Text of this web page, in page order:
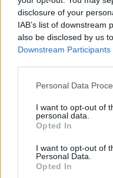
disclosure of your
IAB’s list of downstream
also be disclosed by us
Downstream Participants
Personal Data
I want to opt-out of
personal data.
Opted In
I want to opt-out of
Personal Data.
Opted In
Raimo Helminen sai töitä
Slovakiasta – aloittaa